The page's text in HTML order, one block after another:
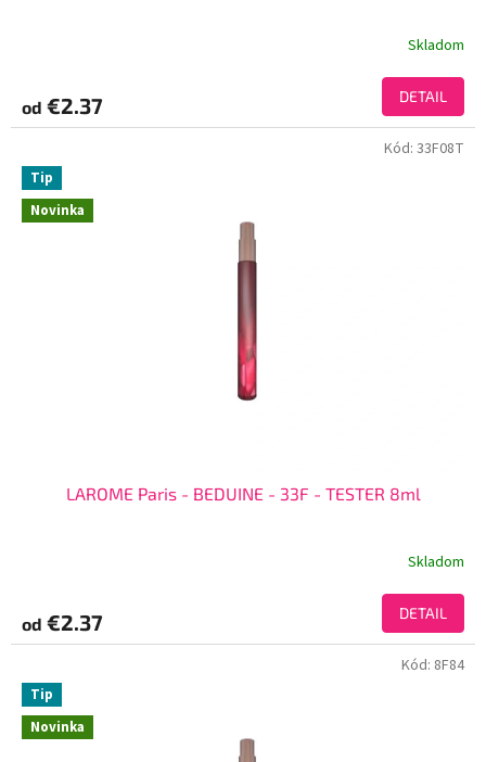
Skladom
od €2.37 DETAIL
Novinka
Tip
LAROME Paris - BEDUINE - 33F - TESTER 8ml
Skladom
od €2.37 DETAIL
Kód: 33F08T
Novinka
Tip
Kód: 8F84